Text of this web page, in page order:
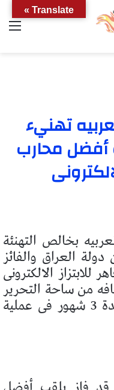
تهنيء
أفضل محارب
بخالص التهنئة
العراق والفائز
الالكترونى
من ساحة التحرير
ببغداد حيث تم اختطافه لمدة 3 شهور فى عملية
Translate »